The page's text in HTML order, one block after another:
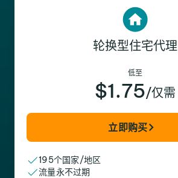
轮换型住宅代理
低至
$1.75/仅需
立即购买
195个国家/地区
流量永不过期